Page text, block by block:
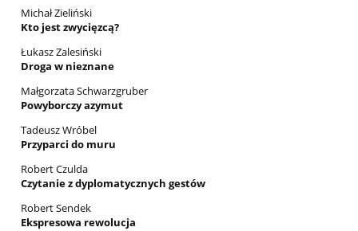
Michał Zieliński
Kto jest zwycięzcą?
Łukasz Zalesiński
Droga w nieznane
Małgorzata Schwarzgruber
Powyborczy azymut
Tadeusz Wróbel
Przyparci do muru
Robert Czulda
Czytanie z dyplomatycznych gestów
Robert Sendek
Ekspresowa rewolucja